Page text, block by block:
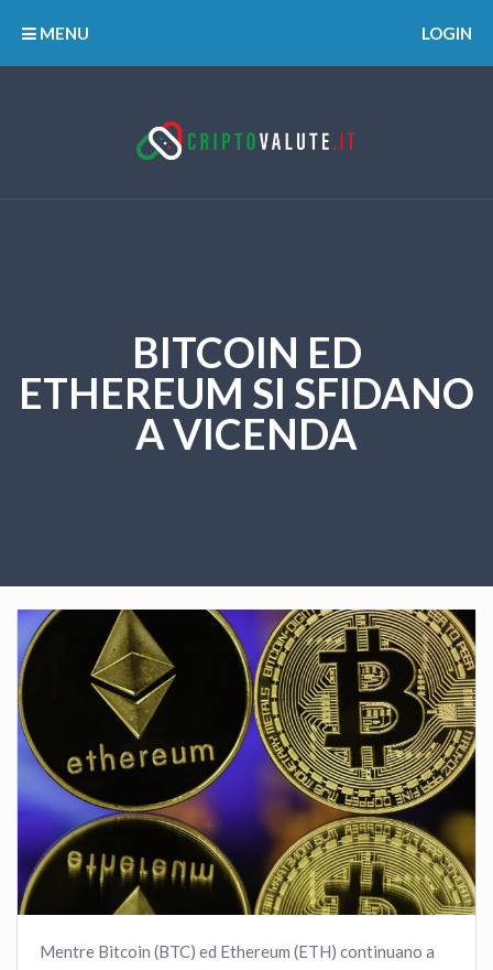
MENU LOGIN
BITCOIN ED
ETHEREUM SI SFIDANO
A VICENDA
Mentre Bitcoin (BTC) ed Ethereum (ETH) continuano a